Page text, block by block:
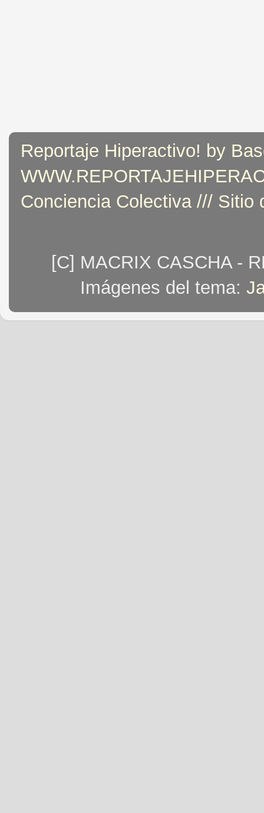
Reportaje Hiperactivo! by
Conciencia Colectiva /// Sitio
[C] MACRIX CASCHA -
Imágenes del tema: